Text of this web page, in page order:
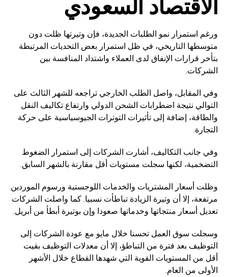
الاقتصاد السعودي
ورغم استمرار نمو الطلبات الجديدة، فإن وتيرتها ظلت دون
متوسطها التاريخي، في ظل استمرار بعض التحديات المرتبطة
بتأخر قرارات الإنفاق لدى العملاء واشتداد المنافسة بين
الشركات.
وفي المقابل، واصل الطلب الخارجي تراجعه للشهر الثالث على
التوالي نتيجة اضطرابات الشحن الدولي وارتفاع تكاليف النقل
والطاقة، إضافة إلى تأثيرات التوترات الجيوسياسية على حركة
التجارة.
وفي جانب التكاليف، أشارت الشركات إلى استمرار الضغوط
التضخمية، لكنها سجلت مستويات أقل مقارنة بالشهر السابق.
وظلت أسعار المشتريات والخدمات اللوجستية ورسوم الموردين
مرتفعة، إلا أن وتيرة الزيادة تباطأت نسبيا. كما واصلت الشركات
تعديل أسعار منتجاتها وخدماتها صعودا وإن بوتيرة أبطأ من أبريل.
وسجلت سوق العمل تحسنا خلال مايو مع عودة الشركات إلى
التوظيف بعد فترة من التباطؤ، إلا أن معدلات التوظيف بقيت
أقل من المستويات القوية التي شهدها القطاع خلال الأشهر
الأولى من العام.